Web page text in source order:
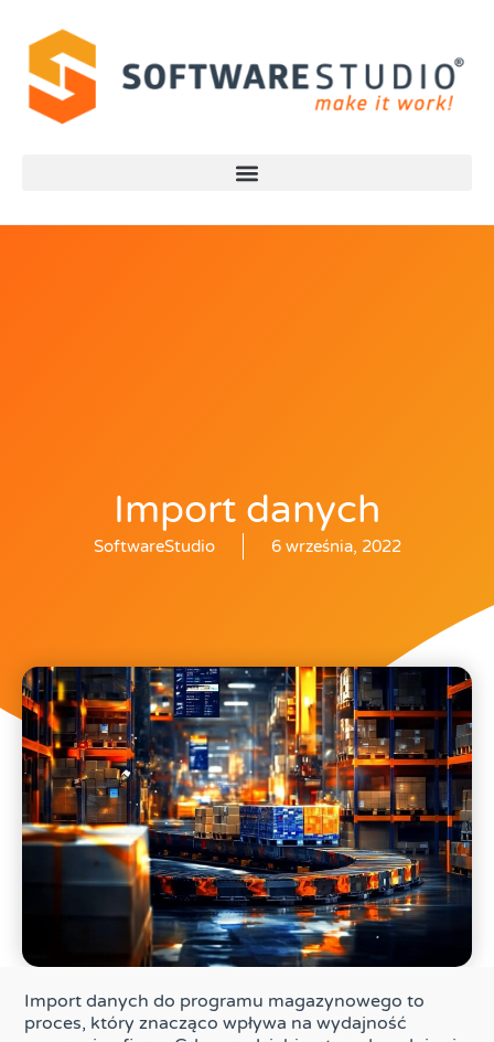
Import danych
SoftwareStudio 6 września, 2022
Import danych do programu magazynowego to
proces, który znacząco wpływa na wydajność